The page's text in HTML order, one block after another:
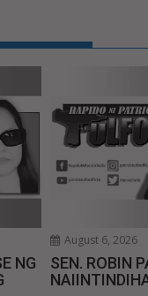
NG
August 6, 2026
SEN. ROBIN